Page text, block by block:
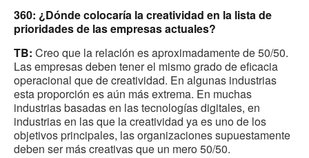
360: ¿Dónde colocaría la creatividad en la lista de
prioridades de las empresas actuales?
TB: Creo que la relación es aproximadamente de 50/50.
Las empresas deben tener el mismo grado de eficacia
operacional que de creatividad. En algunas industrias
esta proporción es aún más extrema. En muchas
industrias basadas en las tecnologías digitales, en
industrias en las que la creatividad ya es uno de los
objetivos principales, las organizaciones supuestamente
deben ser más creativas que un mero 50/50.